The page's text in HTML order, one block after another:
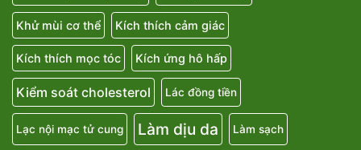
Khử mùi cơ thể Kích thích cảm giác
Kích thích mọc tóc Kích ứng hô hấp
Kiểm soát cholesterol Lác đồng tiền
Lạc nội mạc tử cung Làm dịu da Làm sạch